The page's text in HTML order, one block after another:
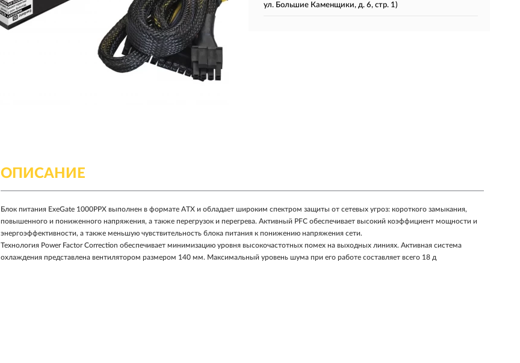
ул. Большие Каменщики, д. 6, стр. 1)
ОПИСАНИЕ
Блок питания ExeGate 1000PPX выполнен в формате ATX и обладает широким спектром защиты от сетевых угроз: короткого замыкания,
повышенного и пониженного напряжения, а также перегрузок и перегрева. Активный PFC обеспечивает высокий коэффициент мощности и
энергоэффективности, а также меньшую чувствительность блока питания к понижению напряжения сети.
Технология Power Factor Correction обеспечивает минимизацию уровня высокочастотных помех на выходных линиях. Активная система
охлаждения представлена вентилятором размером 140 мм. Максимальный уровень шума при его работе составляет всего 18 д